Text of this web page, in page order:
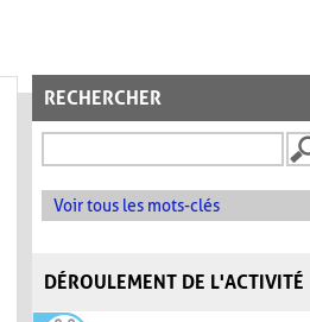
RECHERCHER
Voir tous les mots-clés
DÉROULEMENT DE L'ACTIVITÉ